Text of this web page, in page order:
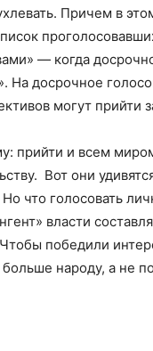
Причем в
— когда
На досрочное
могут прийти
прийти и всем
Вот они
что голосовать
власти
победили
народу, а не